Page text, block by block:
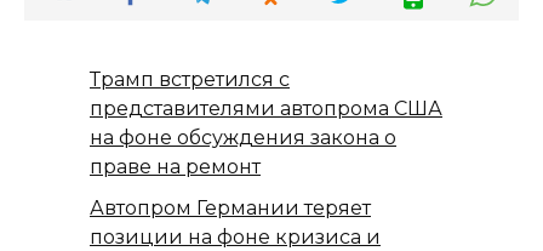
Трамп встретился с
представителями автопрома США
на фоне обсуждения закона о
праве на ремонт
Автопром Германии теряет
позиции на фоне кризиса и